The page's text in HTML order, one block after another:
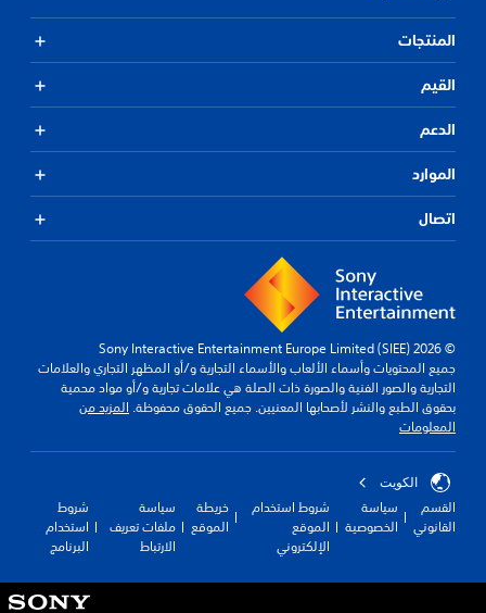
المنتجات
القيم
الدعم
الموارد
اتصال
© 2026 Sony Interactive Entertainment Europe Limited (SIEE)
جميع المحتويات وأسماء الألعاب والأسماء التجارية و/أو المظهر التجاري والعلامات
التجارية والصور الفنية والصورة ذات الصلة هي علامات تجارية و/أو مواد محمية
بحقوق الطبع والنشر لأصحابها المعنيين. جميع الحقوق محفوظة. المزيد من
المعلومات
الكويت‎
القسم
القانوني
سياسة
الخصوصية
شروط استخدام
الموقع
الإلكتروني
خريطة
الموقع
سياسة
ملفات تعريف
الارتباط
شروط
استخدام
البرنامج